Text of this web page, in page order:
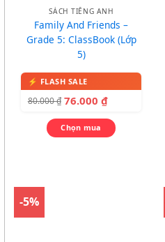
SÁCH TIẾNG ANH
Family And Friends –
Grade 5: ClassBook (Lớp
5)
80.000₫ 76.000 ₫
Chọn mua
-5%